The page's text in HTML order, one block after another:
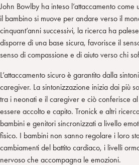
John Bowlby ha inteso l’attaccamento
il bambino si muove per andare verso il
cinquant’anni successivi, la ricerca ha
disporre di una base sicura, favorisce il
senso di compassione e di aiuto verso chi
L’attaccamento sicuro è garantito dalla
caregiver. La sintonizzazione inizia dai più
tra i neonati e il caregiver e ciò conferisce
essere accolto e capito. Tronick e altri
bambini e genitori sincronizzati a livello
fisico. I bambini non sanno regolare i loro
cambiamenti del battito cardiaco, i livelli
nervoso che accompagna le emozioni.